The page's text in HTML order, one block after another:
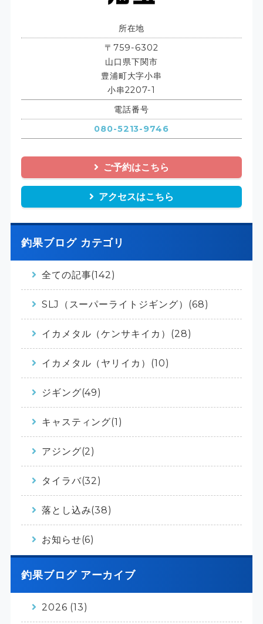
所在地
〒759-6302
山口県下関市
豊浦町大字小串
小串2207-1
電話番号
080-5213-9746
ご予約はこちら
アクセスはこちら
釣果ブログ カテゴリ
全ての記事(142)
SLJ（スーパーライトジギング）(68)
イカメタル（ケンサキイカ）(28)
イカメタル（ヤリイカ）(10)
ジギング(49)
キャスティング(1)
アジング(2)
タイラバ(32)
落とし込み(38)
お知らせ(6)
釣果ブログ アーカイブ
2026 (13)